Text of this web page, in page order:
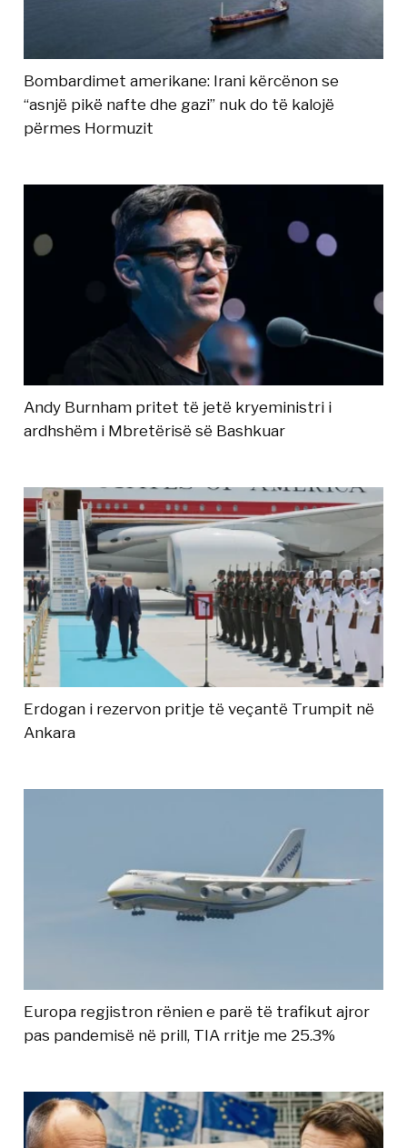
Bombardimet amerikane: Irani kërcënon se
“asnjë pikë nafte dhe gazi” nuk do të kalojë
përmes Hormuzit
Andy Burnham pritet të jetë kryeministri i
ardhshëm i Mbretërisë së Bashkuar
Erdogan i rezervon pritje të veçantë Trumpit në
Ankara
Europa regjistron rënien e parë të trafikut ajror
pas pandemisë në prill, TIA rritje me 25.3%